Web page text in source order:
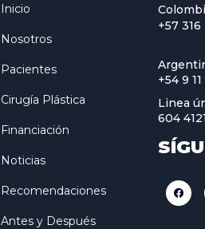
Inicio
Nosotros
Pacientes
Cirugía Plástica
Financiación
Noticias
Recomendaciones
Antes y Después
+57
+54 9
Linea
604